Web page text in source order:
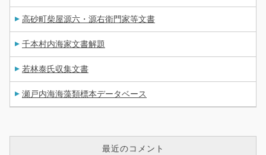
高砂町柴屋源六・源右衛門家等文書
千本村内海家文書解題
若林泰氏収集文書
瀬戸内海海藻類標本データベース
最近のコメント